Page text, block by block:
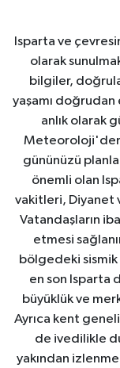
Isparta ve
olarak
bilgiler,
yaşamı
anlık olarak
Meteoroloji'den
gününüzü
önemli olan
vakitleri, Diyanet
Vatandaşların
etmesi
bölgedeki sismik
en son Isparta
büyüklük ve
Ayrıca kent
de ivedilikle
yakından